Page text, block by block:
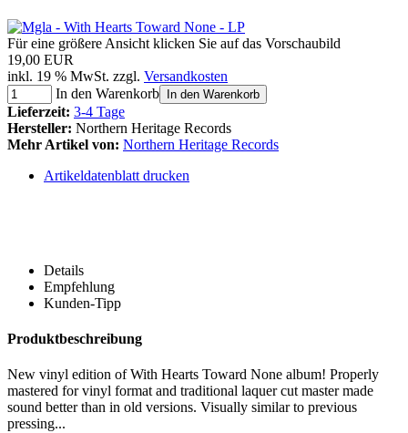
Für eine größere Ansicht klicken Sie auf das Vorschaubild
19,00 EUR
inkl. 19 % MwSt. zzgl. Versandkosten
In den Warenkorb
In den Warenkorb
Lieferzeit: 3-4 Tage
Hersteller: Northern Heritage Records
Mehr Artikel von: Northern Heritage Records
Artikeldatenblatt drucken
Details
Empfehlung
Kunden-Tipp
Produktbeschreibung
New vinyl edition of With Hearts Toward None album! Properly
mastered for vinyl format and traditional laquer cut master made
sound better than in old versions. Visually similar to previous
pressing...